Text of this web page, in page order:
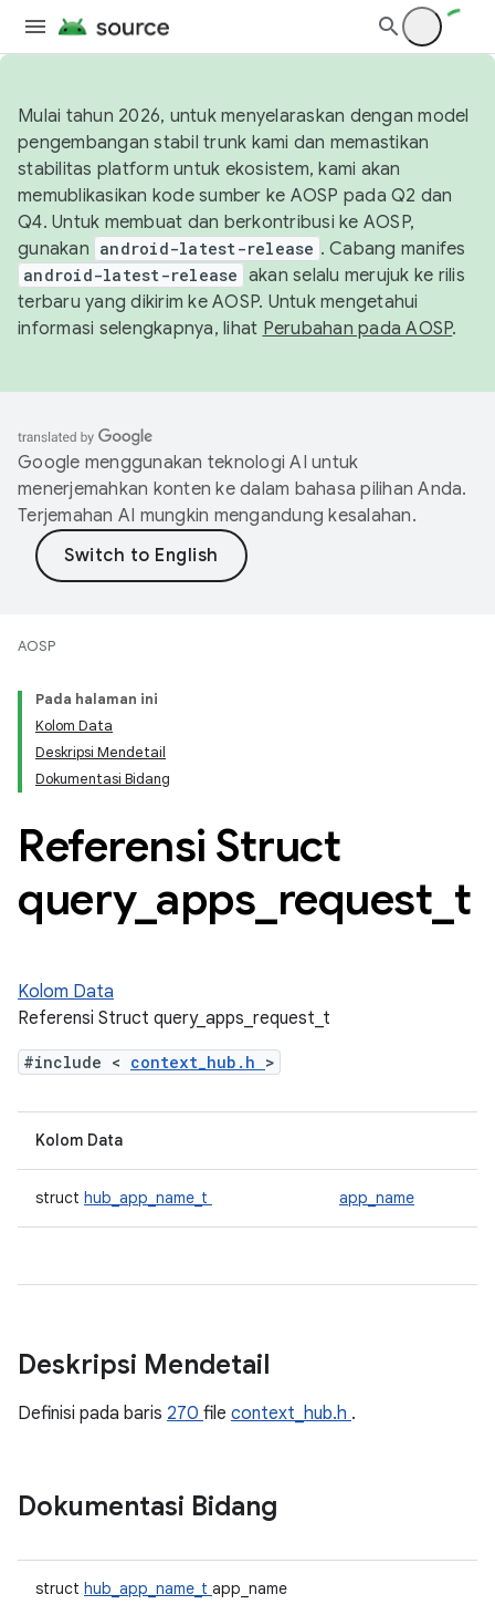
Mulai tahun 2026, untuk menyelaraskan dengan model
pengembangan stabil trunk kami dan memastikan
stabilitas platform untuk ekosistem, kami akan
memublikasikan kode sumber ke AOSP pada Q2 dan
Q4. Untuk membuat dan berkontribusi ke AOSP,
gunakan android-latest-release . Cabang manifes
android-latest-release akan selalu merujuk ke rilis
terbaru yang dikirim ke AOSP. Untuk mengetahui
informasi selengkapnya, lihat Perubahan pada AOSP.
Google menggunakan teknologi AI untuk
menerjemahkan konten ke dalam bahasa pilihan Anda.
Terjemahan AI mungkin mengandung kesalahan.
AOSP
Pada halaman ini
Kolom Data
Deskripsi Mendetail
Dokumentasi Bidang
Referensi Struct
query_ apps request t
Kolom Data
Referensi Struct query_apps_request_t
#include < context_hub.h >
Kolom Data
struct hub_app_name_t app_name
Deskripsi Mendetail
Definisi pada baris 270 file context_hub.h .
Dokumentasi Bidang
struct hub_app_name_t app_name